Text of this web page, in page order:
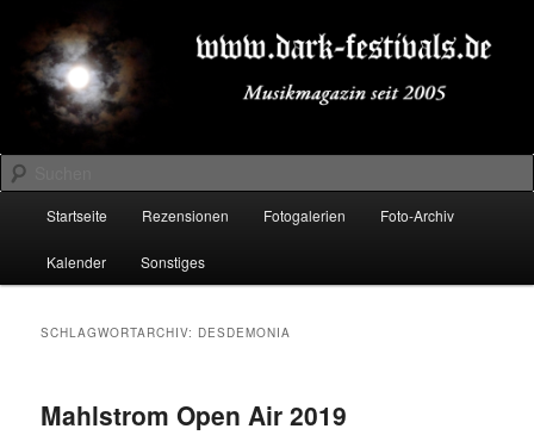
primären
Inhalt
springen
sekundären
Inhalt
springenDARK-FESTIVALS.DE
Suchen
Startseite Rezensionen Fotogalerien Foto-Archiv
Kalender Sonstiges
SCHLAGWORTARCHIV: DESDEMONIA
Mahlstrom Open Air 2019